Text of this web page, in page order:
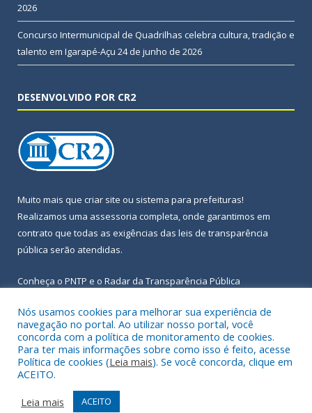
2026
Concurso Intermunicipal de Quadrilhas celebra cultura, tradição e
talento em Igarapé-Açu 24 de junho de 2026
DESENVOLVIDO POR CR2
Muito mais que criar site ou sistema para prefeituras!
Realizamos uma assessoria completa, onde garantimos em
contrato que todas as exigências das leis de transparência
pública serão atendidas.
Conheça o PNTP e o Radar da Transparência Pública
Todos os direitos reservados a Prefeitura Municipal de Igarapé-
Açu.
Frequência Online
Nós usamos cookies para melhorar sua experiência de
navegação no portal. Ao utilizar nosso portal, você
concorda com a política de monitoramento de cookies.
Para ter mais informações sobre como isso é feito, acesse
Política de cookies (Leia mais). Se você concorda, clique em
ACEITO.
Leia mais
ACEITO